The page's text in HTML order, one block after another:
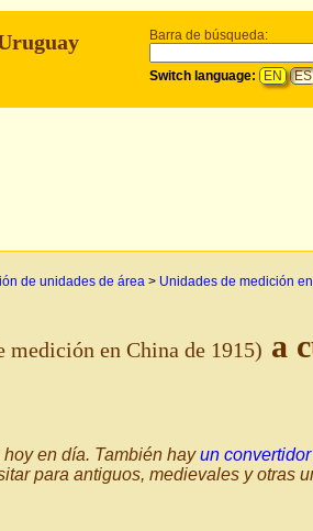
Barra de búsqueda:
Switch language: EN ES
de unidades de área > Unidades de medición
medición en China de 1915) a
en día. También hayun
para antiguos, medievales y otras